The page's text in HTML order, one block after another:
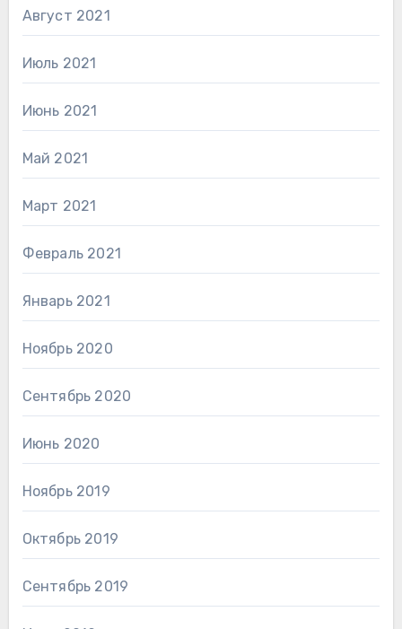
Август 2021
Июль 2021
Июнь 2021
Май 2021
Март 2021
Февраль 2021
Январь 2021
Ноябрь 2020
Сентябрь 2020
Июнь 2020
Ноябрь 2019
Октябрь 2019
Сентябрь 2019